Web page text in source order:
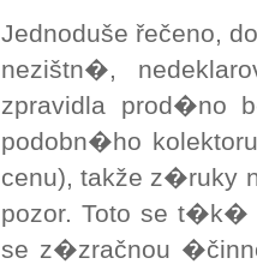
Jednoduše řečeno,
nezištn�,
zpravidla prod�no
podobn�ho
cenu), takže
pozor. Toto se
se z�zračnou